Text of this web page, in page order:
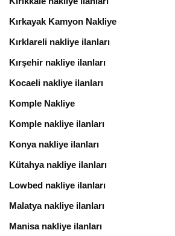
Kırkayak Kamyon Nakliye
Kırklareli nakliye ilanları
Kırşehir nakliye ilanları
Kocaeli nakliye ilanları
Komple Nakliye
Komple nakliye ilanları
Konya nakliye ilanları
Kütahya nakliye ilanları
Lowbed nakliye ilanları
Malatya nakliye ilanları
Manisa nakliye ilanları